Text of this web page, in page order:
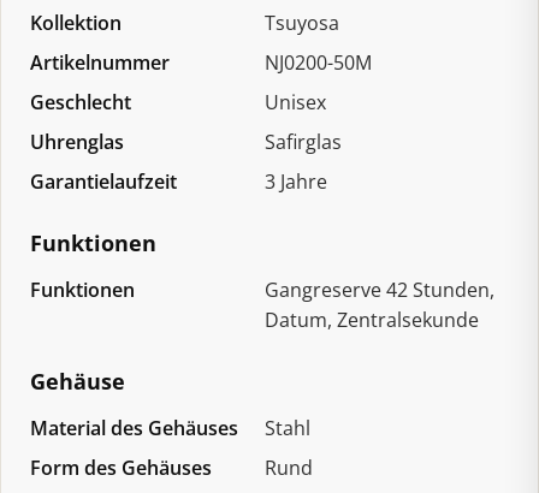
Kollektion
Tsuyosa
Artikelnummer
NJ0200-50M
Geschlecht
Unisex
Uhrenglas
Safirglas
Garantielaufzeit
3 Jahre
Funktionen
Funktionen
Gangreserve 42 Stunden,
Datum, Zentralsekunde
Gehäuse
Material des Gehäuses
Stahl
Form des Gehäuses
Rund